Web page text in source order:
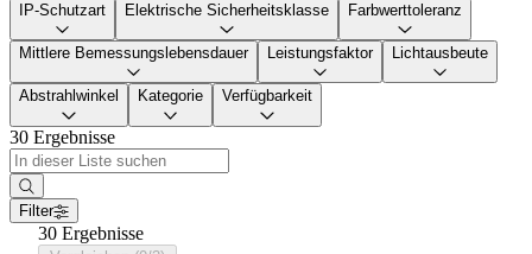
IP-Schutzart Elektrische Sicherheitsklasse Farbwerttoleranz
Mittlere Bemessungslebensdauer Leistungsfaktor Lichtausbeute
Abstrahlwinkel Kategorie Verfügbarkeit
30 Ergebnisse
Filter
30 Ergebnisse